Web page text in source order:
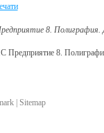
8. Полиграфия.
| Sitemap